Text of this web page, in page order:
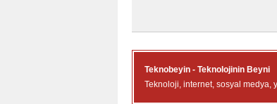
Teknobeyin - Teknolojinin Beyni
Teknoloji, internet, sosyal medya,